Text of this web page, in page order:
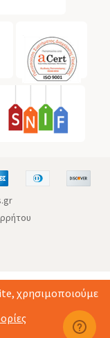
χρησιμοποιούμε